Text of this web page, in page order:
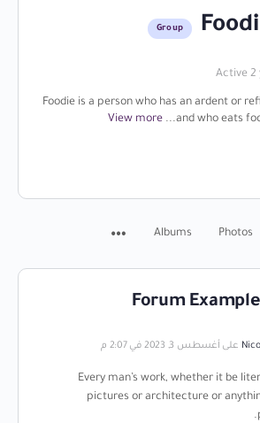
Group
Foodie is a person who has an ardent or
and who eats
View more
Photos
Albums
Forum
على أغسطس 3, 2023 في 2:07 م
Every man’s work, whether it be
pictures or architecture or